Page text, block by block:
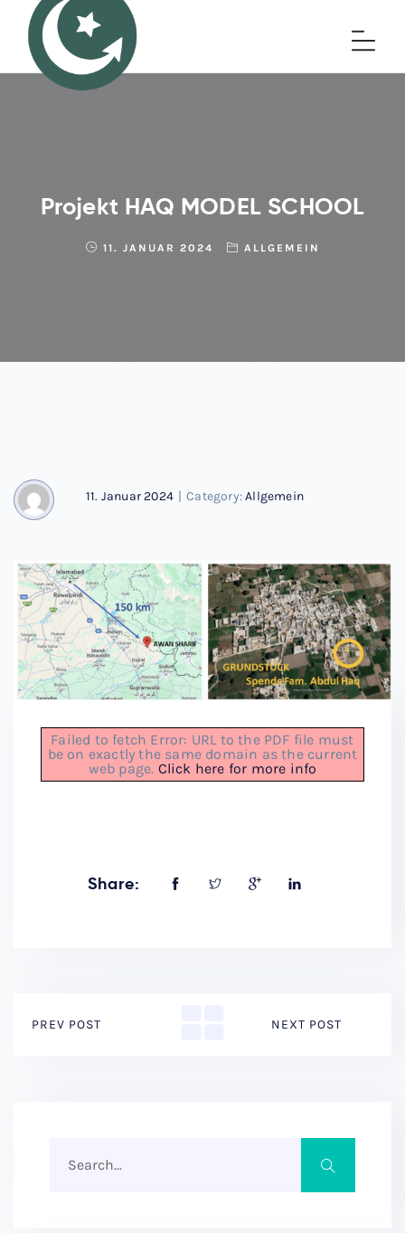
Projekt HAQ MODEL SCHOOL
11. JANUAR 2024 ALLGEMEIN
11. Januar 2024 | Category:Allgemein
Failed to fetch Error: URL to the PDF file must
be on exactly the same domain as the current
web page. Click here for more info
Share:
PREV POST NEXT POST